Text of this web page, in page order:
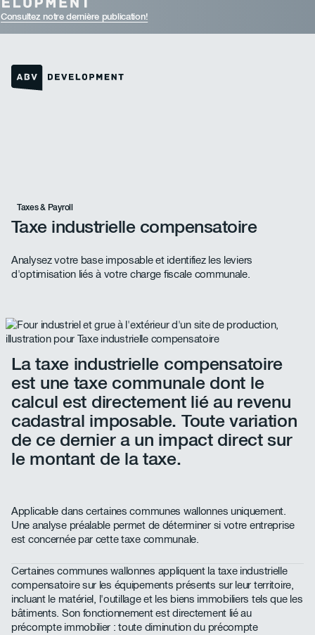
Consultez notre dernière publication!
Taxes & Payroll
Taxe industrielle compensatoire
Analysez votre base imposable et identifiez les leviers
d'optimisation liés à votre charge fiscale communale.
La taxe industrielle compensatoire
est une taxe communale dont le
calcul est directement lié au revenu
cadastral imposable. Toute variation
de ce dernier a un impact direct sur
le montant de la taxe.
Applicable dans certaines communes wallonnes uniquement.
Une analyse préalable permet de déterminer si votre entreprise
est concernée par cette taxe communale.
Certaines communes wallonnes appliquent la taxe industrielle
compensatoire sur les équipements présents sur leur territoire,
incluant le matériel, l'outillage et les biens immobiliers tels que les
bâtiments. Son fonctionnement est directement lié au
précompte immobilier : toute diminution du précompte